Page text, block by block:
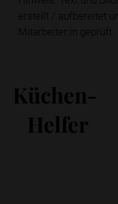
erstellt / aufbereitet
Mitarbeiter:in geprüft.
Küchen-
Helfer